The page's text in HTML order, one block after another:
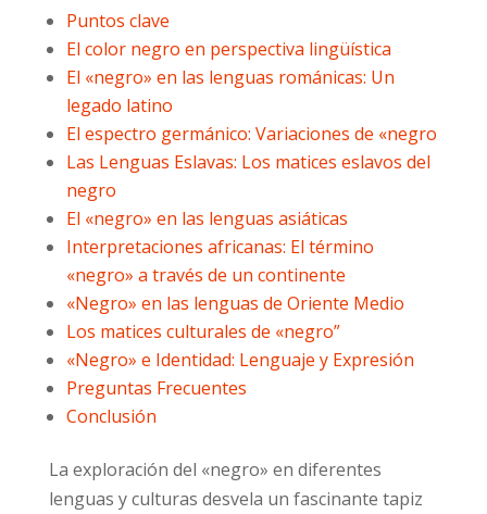
Puntos clave
El color negro en perspectiva lingüística
El «negro» en las lenguas románicas: Un
legado latino
El espectro germánico: Variaciones de «negro
Las Lenguas Eslavas: Los matices eslavos del
negro
El «negro» en las lenguas asiáticas
Interpretaciones africanas: El término
«negro» a través de un continente
«Negro» en las lenguas de Oriente Medio
Los matices culturales de «negro”
«Negro» e Identidad: Lenguaje y Expresión
Preguntas Frecuentes
Conclusión
La exploración del «negro» en diferentes
lenguas y culturas desvela un fascinante tapiz